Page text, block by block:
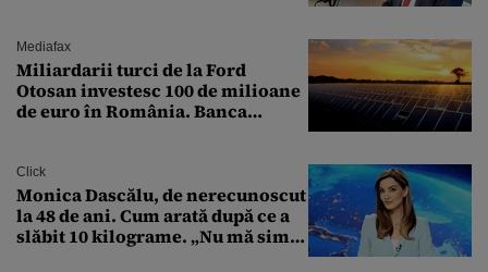
Mediafax
Miliardarii turci de la Ford
Otosan investesc 100 de milioane
de euro în România. Banca
Click
Monica Dascălu, de nerecunoscut
la 48 de ani. Cum arată după ce a
slăbit 10 kilograme. „Nu mă simt